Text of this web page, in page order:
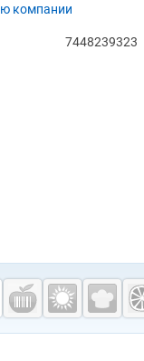
компании
7448239323
информация
проекты
—